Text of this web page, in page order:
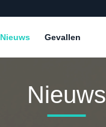
Nieuws Gevallen
Nieuws